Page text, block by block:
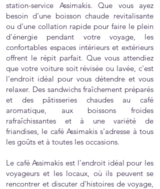
station-service Assimakis. Que vous ayez
besoin d'une boisson chaude revitalisante
ou d'une collation rapide pour faire le plein
d'énergie pendant votre voyage, les
confortables espaces intérieurs et extérieurs
offrent le répit parfait. Que vous attendiez
que votre voiture soit révisée ou lavée, c'est
l'endroit idéal pour vous détendre et vous
relaxer. Des sandwichs fraîchement préparés
et des pâtisseries chaudes au café
aromatique, aux boissons froides
rafraîchissantes et à une variété de
friandises, le café Assimakis s'adresse à tous
les goûts et à toutes les occasions.
Le café Assimakis est l'endroit idéal pour les
voyageurs et les locaux, où ils peuvent se
rencontrer et discuter d'histoires de voyage,